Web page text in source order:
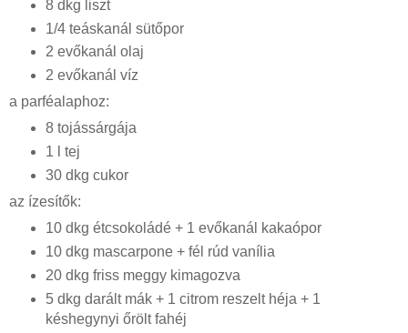
8 dkg liszt
1/4 teáskanál sütőpor
2 evőkanál olaj
2 evőkanál víz
a parféalaphoz:
8 tojássárgája
1 l tej
30 dkg cukor
az ízesítők:
10 dkg étcsokoládé + 1 evőkanál kakaópor
10 dkg mascarpone + fél rúd vanília
20 dkg friss meggy kimagozva
5 dkg darált mák + 1 citrom reszelt héja + 1
késhegynyi őrölt fahéj